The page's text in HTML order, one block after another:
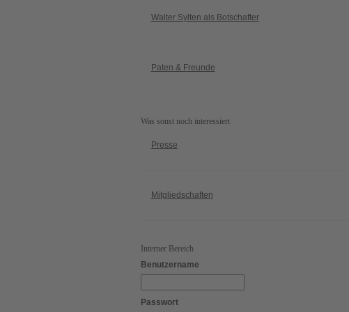
Walter Sylten als Botschafter
Paten & Freunde
Was sonst noch interessiert
Presse
Mitgliedschaften
Interner Bereich
Benutzername
Passwort